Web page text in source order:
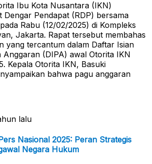
Ibu Kota Nusantara (IKN)
Dengar Pendapat (RDP) bersama
Rabu (12/02/2025) di Kompleks
Jakarta. Rapat tersebut membahas
yang tercantum dalam Daftar Isian
Anggaran (DIPA) awal Otorita IKN
Kepala Otorita IKN, Basuki
bahwa pagu anggaran
lalu
Nasional 2025: Peran Strategis
Negara Hukum